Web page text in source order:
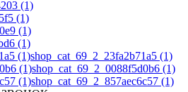
shop_cat_69_2_23fa2b71a5 (1)
shop_cat_69_2_0088f5d0b6 (1)
shop_cat_69_2_857aec6c57 (1)